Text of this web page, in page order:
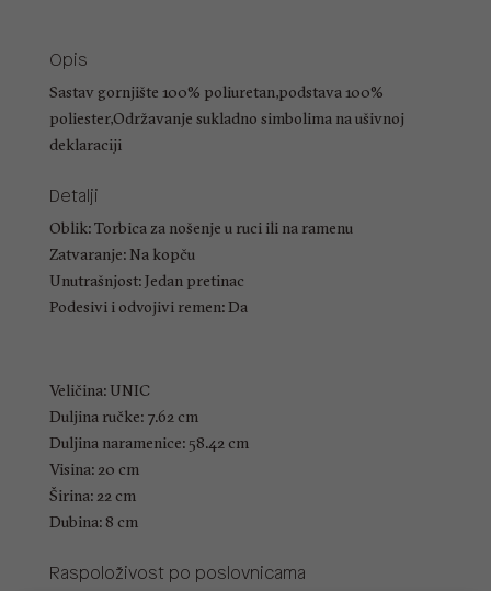
Opis
Sastav gornjište 100% poliuretan,podstava 100%
poliester,Održavanje sukladno simbolima na ušivnoj
deklaraciji
Detalji
Oblik: Torbica za nošenje u ruci ili na ramenu
Zatvaranje: Na kopču
Unutrašnjost: Jedan pretinac
Podesivi i odvojivi remen: Da
Veličina: UNIC
Duljina ručke: 7.62 cm
Duljina naramenice: 58.42 cm
Visina: 20 cm
Širina: 22 cm
Dubina: 8 cm
Raspoloživost po poslovnicama